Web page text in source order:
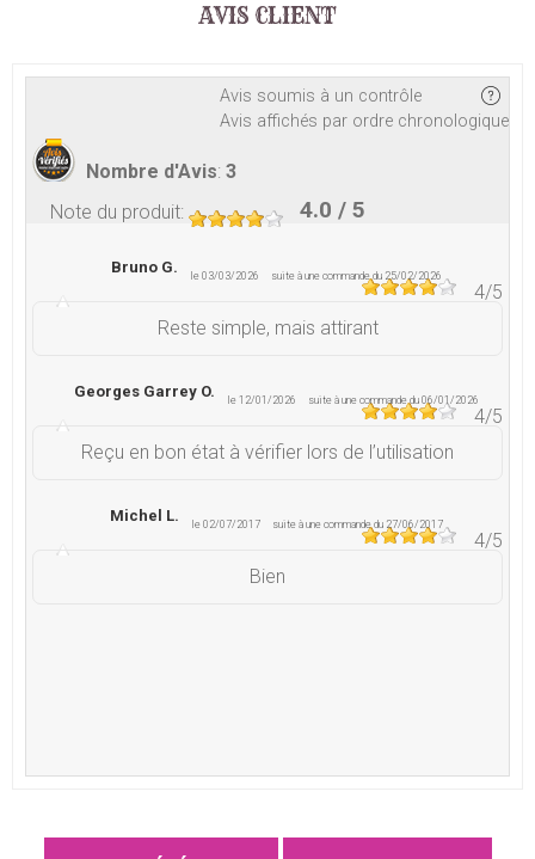
AVIS CLIENT
Avis soumis à un contrôle
Avis affichés par ordre chronologique
Nombre d'Avis: 3
Note du produit: 4.0 / 5
Bruno G. le 03/03/2026 suite à une commande du 25/02/2026
4/5
Reste simple, mais attirant
Georges Garrey O. le 12/01/2026 suite à une commande du 06/01/2026
4/5
Reçu en bon état à vérifier lors de l’utilisation
Michel L. le 02/07/2017 suite à une commande du 27/06/2017
4/5
Bien